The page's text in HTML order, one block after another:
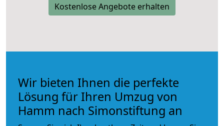
Kostenlose Angebote erhalten
Wir bieten Ihnen die perfekte
Lösung für Ihren Umzug von
Hamm nach Simonstiftung an